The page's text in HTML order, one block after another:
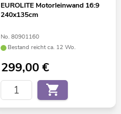
EUROLITE Motorleinwand 16:9
240x135cm
No. 80901160
Bestand reicht ca. 12 Wo.
299,00€